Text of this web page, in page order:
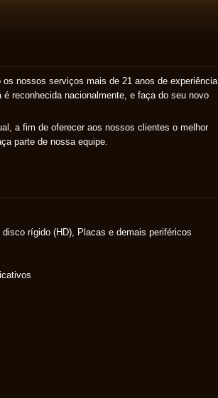
nossos serviços mais de 21 anos de experiência
reconhecida nacionalmente, e faça do seu novo
a fim de oferecer aos nossos clientes o melhor
parte de nossa equipe.
rígido (HD), Placas e demais periféricos